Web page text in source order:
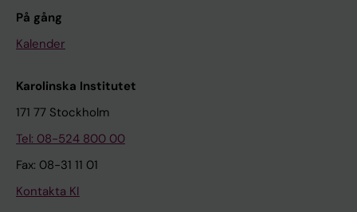
På gång
Kalender
Karolinska Institutet
171 77 Stockholm
Tel: 08-524 800 00
Fax: 08-31 11 01
Kontakta KI